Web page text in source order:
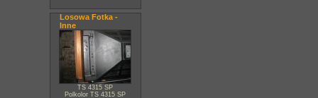
Losowa Fotka -
Inne
TS 4315 SP
Polkolor TS 4315 SP